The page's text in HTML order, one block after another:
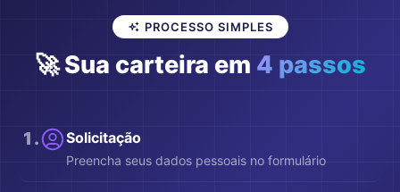
PROCESSO SIMPLES
🚀 Sua carteira em 4 passos
1 . Solicitação
Preencha seus dados pessoais no formulário